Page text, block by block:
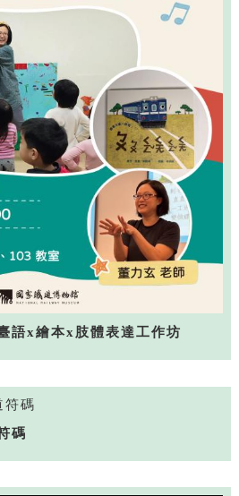
x繪本x肢體表達工作坊
碼